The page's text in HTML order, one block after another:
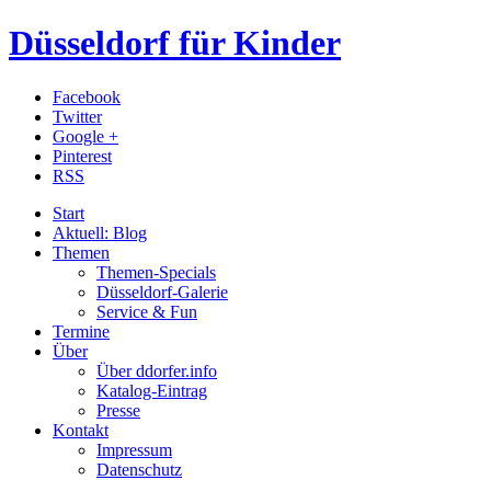
Düsseldorf für Kinder
Facebook
Twitter
Google +
Pinterest
RSS
Start
Aktuell: Blog
Themen
Themen-Specials
Düsseldorf-Galerie
Service & Fun
Termine
Über
Über ddorfer.info
Katalog-Eintrag
Presse
Kontakt
Impressum
Datenschutz